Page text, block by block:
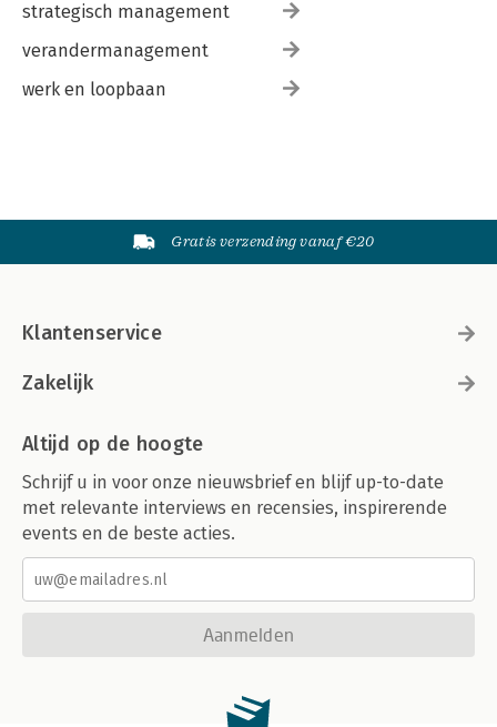
strategisch management
verandermanagement
werk en loopbaan
Gratis verzending vanaf €20
Klantenservice
Zakelijk
Altijd op de hoogte
Schrijf u in voor onze nieuwsbrief en blijf up-to-date
met relevante interviews en recensies, inspirerende
events en de beste acties.
Aanmelden